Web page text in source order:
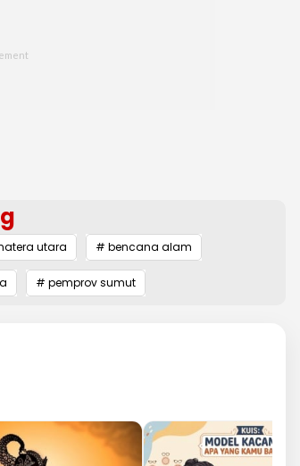
utara # bencana alam
# pemprov sumut